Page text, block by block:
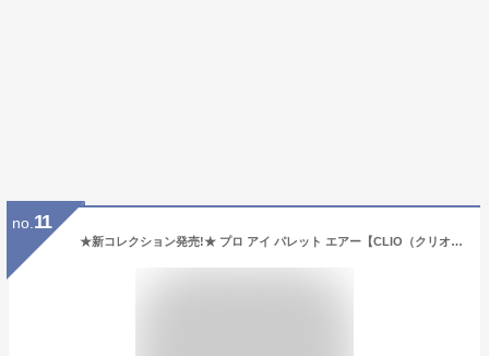
no. 11
★新コレクション発売!★ プロ アイ パレット エアー【CLIO（クリオ）公式】 / 12色 アイシャドウ 定番 人気 デイリー 多色 メイク 韓国 コスメ